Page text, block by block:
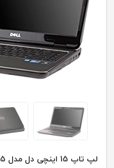
لپ تاپ 15 اینچی دل مدل Dell Inspiron 4110 core i5